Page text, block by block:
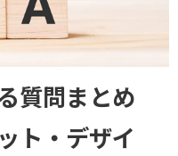
質問まとめ
ト・デザイ